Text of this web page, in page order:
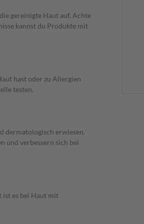
gereinigte Haut auf. Achte
kannst du Produkte mit
hast oder zu Allergien
testen.
dermatologisch erwiesen.
und verbessern sich bei
ist es bei Haut mit